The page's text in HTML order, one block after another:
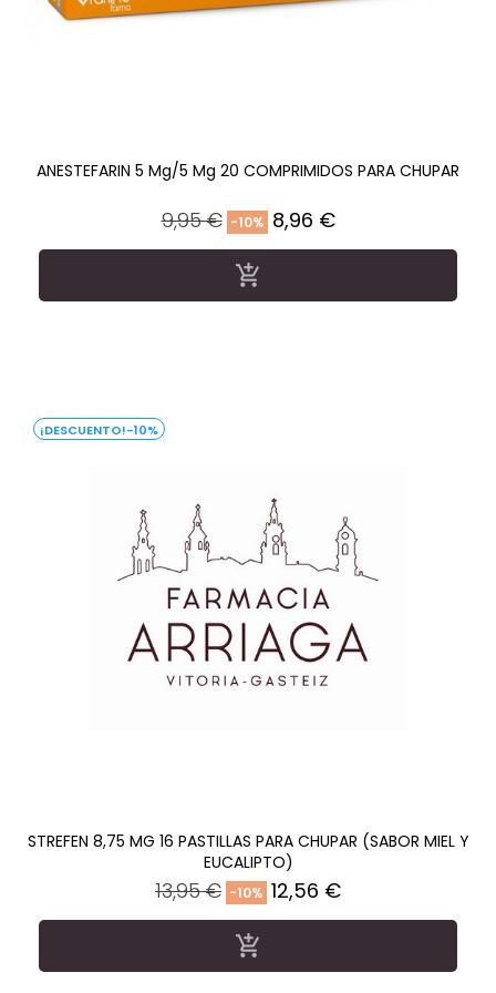
ANESTEFARIN 5 Mg/5 Mg 20 COMPRIMIDOS PARA CHUPAR
Precio
regular
9,95 € -10% Precio
8,96 €

-10%
STREFEN 8,75 MG 16 PASTILLAS PARA CHUPAR (SABOR MIEL Y
EUCALIPTO)
Precio
regular
13,95 € -10% Precio
12,56 €
